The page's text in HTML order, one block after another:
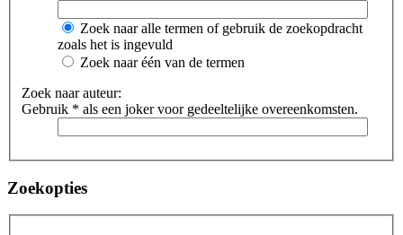
Zoek naar alle termen of gebruik de zoekopdracht
zoals het is ingevuld
Zoek naar één van de termen
Zoek naar auteur:
Gebruik * als een joker voor gedeeltelijke overeenkomsten.
Zoekopties